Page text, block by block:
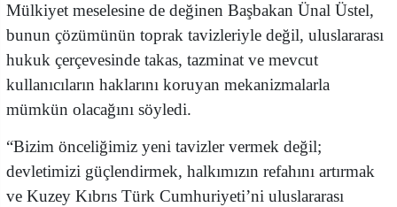
Mülkiyet meselesine de değinen Başbakan Ünal Üstel,
bunun çözümünün toprak tavizleriyle değil, uluslararası
hukuk çerçevesinde takas, tazminat ve mevcut
kullanıcıların haklarını koruyan mekanizmalarla
mümkün olacağını söyledi.
“Bizim önceliğimiz yeni tavizler vermek değil;
devletimizi güçlendirmek, halkımızın refahını artırmak
ve Kuzey Kıbrıs Türk Cumhuriyeti’ni uluslararası